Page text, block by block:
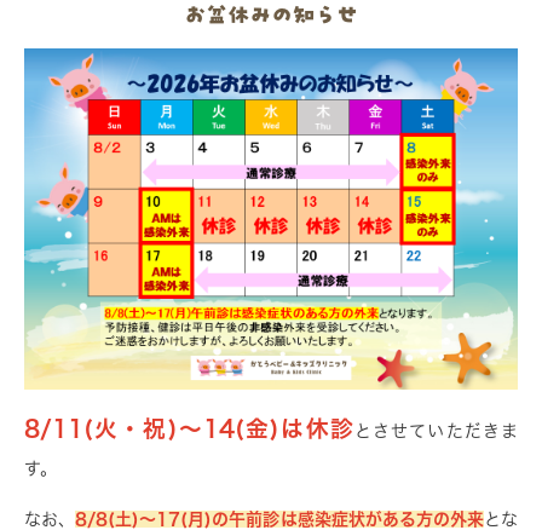
お盆休みの知らせ
8/11(火・祝)～14(金)は休診 とさせていただきま
す。
なお、8/8(土)～17(月)の午前診は感染症状がある方の外来とな